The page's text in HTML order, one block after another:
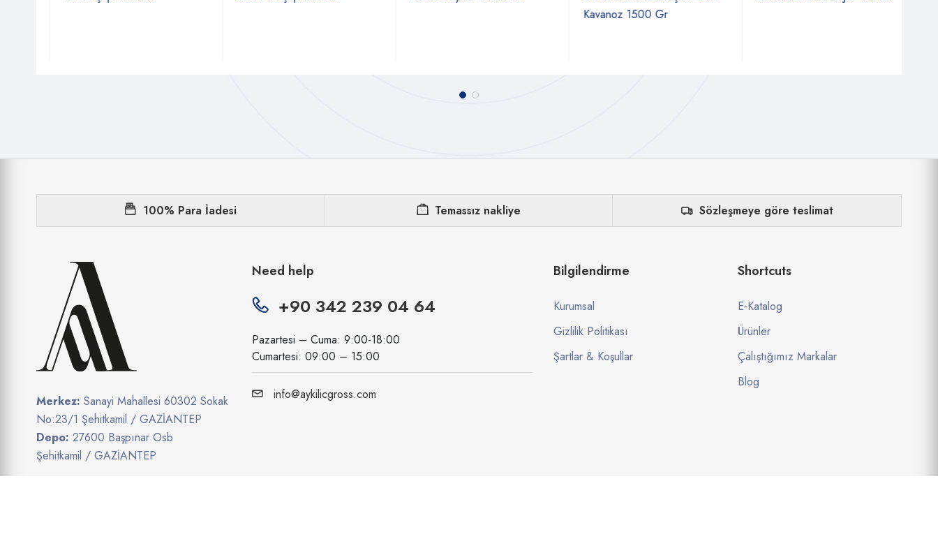
Kavanoz 1500 Gr
100% Para İadesi Temassız nakliye Sözleşmeye göre teslimat
Merkez: Sanayi Mahallesi 60302 Sokak
No:23/1 Şehitkamil / GAZİANTEP
Depo: 27600 Başpınar Osb
Şehitkamil / GAZİANTEP
Need help
+90 342 239 04 64
Pazartesi – Cuma: 9:00-18:00
Cumartesi: 09:00 – 15:00
info@aykilicgross.com
Bilgilendirme
Kurumsal
Gizlilik Politikası
Şartlar & Koşullar
Shortcuts
E-Katalog
Ürünler
Çalıştığımız Markalar
Blog